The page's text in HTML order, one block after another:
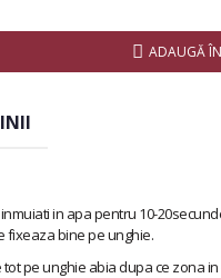
ADAUGĂ
in apa pentru 10-
fixeaza bine pe unghie.
tot pe unghie abia dupa ce zona